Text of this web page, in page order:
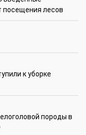
посещения лесов
к уборке
породы в